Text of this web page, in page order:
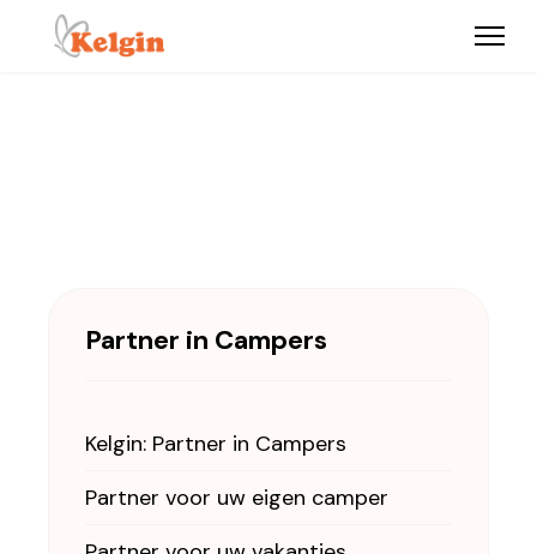
Partner in Campers
Kelgin: Partner in Campers
Partner voor uw eigen camper